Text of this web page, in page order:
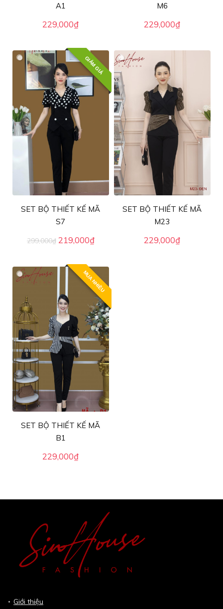
A1
229,000₫
M6
229,000₫
GIẢM GIÁ
SET BỘ THIẾT KẾ MÃ
S7
299,000₫ Giá
299,000₫.
219,000₫Giá
là:
219,000₫.
SET BỘ THIẾT KẾ MÃ
M23
229,000₫
MUA NHIỀU
SET BỘ THIẾT KẾ MÃ
B1
229,000₫
Giới thiệu